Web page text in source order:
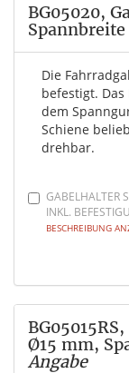
BG05020,
Spannbreite
Die
befestigt.
dem
Schiene
drehbar.
GABELHALTER
INKL.
BESCHREIBUNG
Ø15 mm,
Angabe